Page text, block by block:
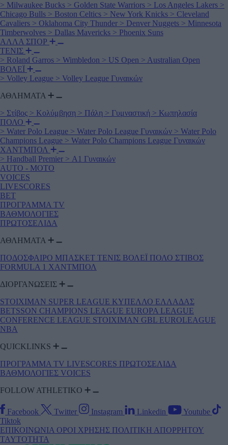
> Milwaukee Bucks > Golden State Warriors > Los Angeles Lakers >
Chicago Bulls > Boston Celtics > New York Knicks > Cleveland
Cavaliers > Oklahoma City Thunder > Denver Nuggets > Minnesota
Timberwolves > Dallas Mavericks > Phoenix Suns
ΑΛΛΑ ΣΠΟΡ
ΤΕΝΙΣ
> Roland Garros > Wimbledon > US Open > Australian Open
ΒΟΛΕΪ
> Volley League > Volley League Γυναικών
ΑΘΛΗΜΑΤΑ
> Στίβος > Κολύμβηση > Πάλη > Γυμναστική > Κωπηλασία
ΠΟΛΟ
> Water Polo League > Water Polo League Γυναικών > Water Polo
Champions League > Water Polo Champions League Γυναικών
ΧΑΝΤΜΠΟΛ
> Handball Premier > Α1 Γυναικών
AUTO - MOTO
VOICES
LIVESCORES
BET
ΠΡΟΓΡΑΜΜΑ TV
ΒΑΘΜΟΛΟΓΙΕΣ
ΠΡΩΤΟΣΕΛΙΔΑ
ΑΘΛΗΜΑΤΑ
ΠΟΔΟΣΦΑΙΡΟ ΜΠΑΣΚΕΤ ΤΕΝΙΣ ΒΟΛΕΪ ΠΟΛΟ ΣΤΙΒΟΣ
FORMULA 1 ΧΑΝΤΜΠΟΛ
ΔΙΟΡΓΑΝΩΣΕΙΣ
STOIXIMAN SUPER LEAGUE ΚΥΠΕΛΛΟ ΕΛΛΑΔΑΣ
BETSSON CHAMPIONS LEAGUE EUROPA LEAGUE
CONFERENCE LEAGUE STOIXIMAN GBL EUROLEAGUE
NBA
QUICKLINKS
ΠΡΟΓΡΑΜΜΑ TV LIVESCORES ΠΡΩΤΟΣΕΛΙΔΑ
ΒΑΘΜΟΛΟΓΙΕΣ VOICES
FOLLOW ATHLETIKO
Facebook Twitter Instagram Linkedin
Youtube
Tiktok
ΕΠΙΚΟΙΝΩΝΙΑ ΟΡΟΙ ΧΡΗΣΗΣ ΠΟΛΙΤΙΚΗ ΑΠΟΡΡΗΤΟΥ
TAYTOTHTA